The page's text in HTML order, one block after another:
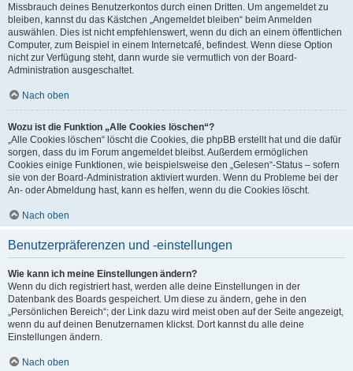
Missbrauch deines Benutzerkontos durch einen Dritten. Um angemeldet zu
bleiben, kannst du das Kästchen „Angemeldet bleiben“ beim Anmelden
auswählen. Dies ist nicht empfehlenswert, wenn du dich an einem öffentlichen
Computer, zum Beispiel in einem Internetcafé, befindest. Wenn diese Option
nicht zur Verfügung steht, dann wurde sie vermutlich von der Board-
Administration ausgeschaltet.
Nach oben
Wozu ist die Funktion „Alle Cookies löschen“?
„Alle Cookies löschen“ löscht die Cookies, die phpBB erstellt hat und die dafür
sorgen, dass du im Forum angemeldet bleibst. Außerdem ermöglichen
Cookies einige Funktionen, wie beispielsweise den „Gelesen“-Status – sofern
sie von der Board-Administration aktiviert wurden. Wenn du Probleme bei der
An- oder Abmeldung hast, kann es helfen, wenn du die Cookies löscht.
Nach oben
Benutzerpräferenzen und -einstellungen
Wie kann ich meine Einstellungen ändern?
Wenn du dich registriert hast, werden alle deine Einstellungen in der
Datenbank des Boards gespeichert. Um diese zu ändern, gehe in den
„Persönlichen Bereich“; der Link dazu wird meist oben auf der Seite angezeigt,
wenn du auf deinen Benutzernamen klickst. Dort kannst du alle deine
Einstellungen ändern.
Nach oben